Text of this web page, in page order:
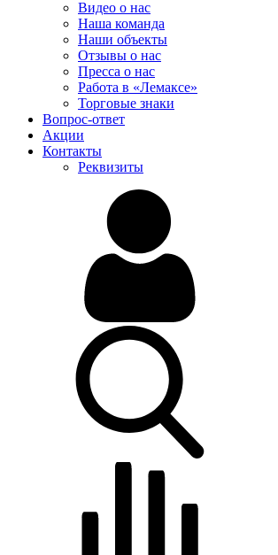
Видео о нас
Наша команда
Наши объекты
Отзывы о нас
Пресса о нас
Работа в «Лемаксе»
Торговые знаки
Вопрос-ответ
Акции
Контакты
Реквизиты